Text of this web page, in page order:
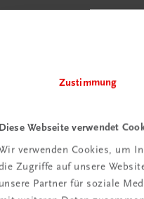
Zustimmung
Diese Webseite verwendet
verwenden Cookies, um
Zugriffe auf unsere
unsere Partner für soziale
innen-